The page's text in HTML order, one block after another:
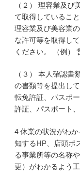
（２） 理容業及び
て取得しているこ
理容業及び美容業
な許可等を取得し
ください。 （例）
（３） 本人確認書
の書類等を提出し
転免許証、パスポ
許証、パスポート
4 休業の状況がわ
知するHP、店頭ポ
る事業所等の名称
更）がわかるよう